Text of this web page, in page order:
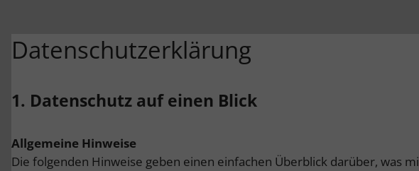
Datenschutzerklärung
1. Datenschutz auf einen Blick
Allgemeine Hinweise
Die folgenden Hinweise geben einen einfachen Überblick darüber, was